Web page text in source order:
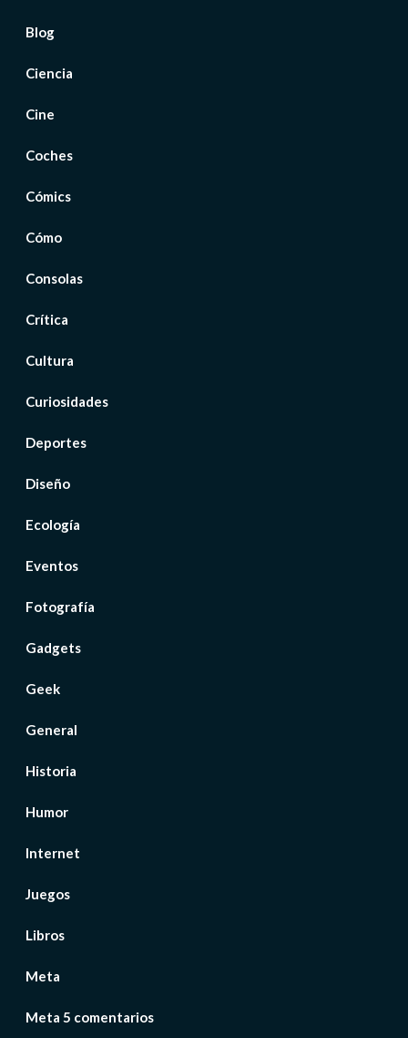
Blog
Ciencia
Cine
Coches
Cómics
Cómo
Consolas
Crítica
Cultura
Curiosidades
Deportes
Diseño
Ecología
Eventos
Fotografía
Gadgets
Geek
General
Historia
Humor
Internet
Juegos
Libros
Meta
Meta 5 comentarios